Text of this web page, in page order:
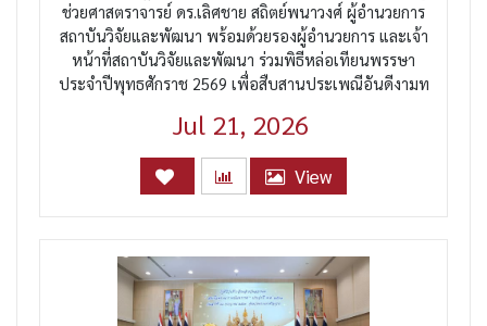
ช่วยศาสตราจารย์ ดร.เลิศชาย สถิตย์พนาวงศ์ ผู้อำนวยการ
สถาบันวิจัยและพัฒนา พร้อมด้วยรองผู้อำนวยการ และเจ้า
หน้าที่สถาบันวิจัยและพัฒนา ร่วมพิธีหล่อเทียนพรรษา
ประจำปีพุทธศักราช 2569 เพื่อสืบสานประเพณีอันดีงามท
Jul 21, 2026
View